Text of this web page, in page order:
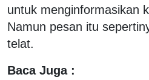
untuk menginformasikan
Namun pesan itu
telat.
Baca Juga :